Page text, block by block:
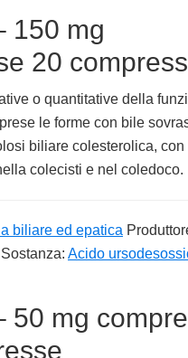
150 mg
20
o quantitative della
le forme con bile
biliare colesterolica, con
colecisti e nel coledoco.
biliare ed epatica
Sostanza: Acido
50 mg